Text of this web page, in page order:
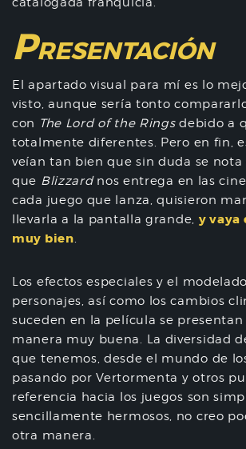
PRESENTACIÓN
El apartado visual para mí es lo
visto, aunque sería tonto
con The Lord of the Ringsdebido a
totalmente diferentes. Pero en fin,
veían tan bien que sin duda se nota
que Blizzardnos entrega en las
cada juego que lanza, quisieron
llevarla a la pantalla grande, y vaya
muy bien.
Los efectos especiales y el
personajes, así como los cambios
suceden en la película se presentan
manera muy buena. La diversidad
que tenemos, desde el mundo de
pasando por Vertormenta y otros
referencia hacia los juegos son
sencillamente hermosos, no creo
otra manera.